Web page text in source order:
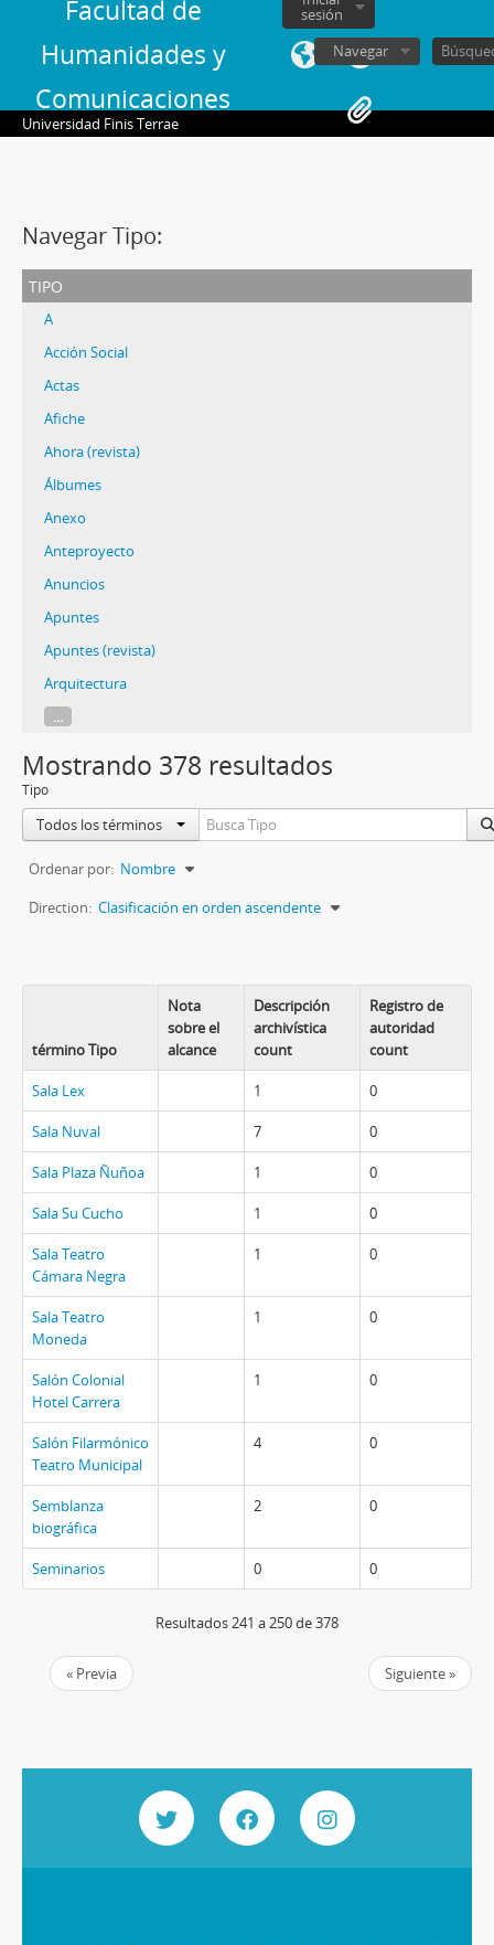
Facultad de
Humanidades y
Comunicaciones
sesión
Navegar
Universidad Finis Terrae
Navegar Tipo:
tipo
A
Acción Social
Actas
Afiche
Ahora (revista)
Álbumes
Anexo
Anteproyecto
Anuncios
Apuntes
Apuntes (revista)
Arquitectura
...
Mostrando 378 resultados
Tipo
Todos los términos
Ordenar por: Nombre
Direction: Clasificación en orden ascendente
término Tipo
Nota
sobre el
alcance
Descripción
archivística
count
Registro de
autoridad
count
Sala Lex 1 0
Sala Nuval 7 0
Sala Plaza Ñuñoa 1 0
Sala Su Cucho 1 0
Sala Teatro
Cámara Negra
1 0
Sala Teatro
Moneda
1 0
Salón Colonial
Hotel Carrera
1 0
Salón Filarmónico
Teatro Municipal
4 0
Semblanza
biográfica
2 0
Seminarios 0 0
Resultados 241 a 250 de 378
« Previa Siguiente »